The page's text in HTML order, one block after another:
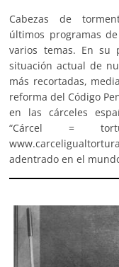
Cabezas de
últimos programas
varios temas. En su
situación actual de
más recortadas,
reforma del Código
en las cárceles
“Cárcel =
adentrado en el